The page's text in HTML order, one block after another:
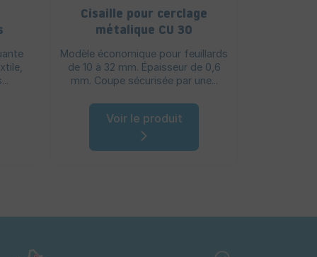
Cisaille pour cerclage
métalique CU 30
Modèle économique pour feuillards
de 10 à 32 mm. Épaisseur de 0,6
mm. Coupe sécurisée par une...
Voir le produit